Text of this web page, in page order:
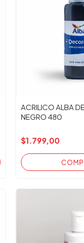
ACRILICO ALBA
NEGRO 480
$1.799,00